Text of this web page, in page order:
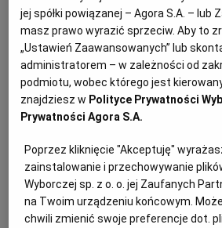
przechowywany w jego
umowy z osobą trzecią, na
komisu albo umowy
właśnie ta kwestia jest jednym
źródeł sporów na etapie zajęcia.
jej spółki powiązanej – Agora S.A. – lub
masz prawo wyrazić sprzeciw. Aby to
„Ustawień Zaawansowanych” lub
administratorem – w zależności od
podmiotu, wobec którego jest
znajdziesz w Polityce Prywatności
Prywatności Agora S.A.
Poprzez kliknięcie "Akceptuję"
zainstalowanie i przechowywanie
Wyborczej sp. z o. o. jej Zaufanych
na Twoim urządzeniu końcowym.
chwili zmienić swoje preferencje dot.